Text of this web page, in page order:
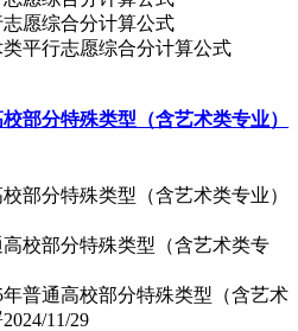
类平行志愿综合分计算公式
部分特殊类型（含艺术类专业）
部分特殊类型（含艺术类专业）
普通高校部分特殊类型（含艺术
2024/11/29